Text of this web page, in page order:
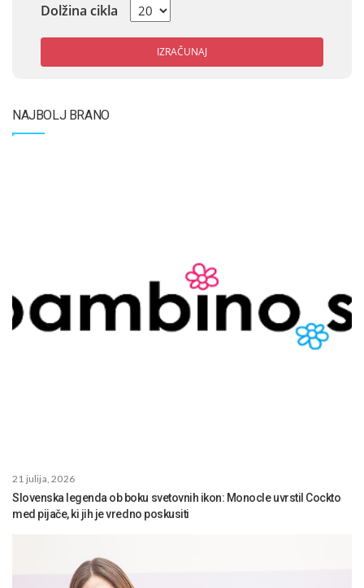
Dolžina cikla
IZRAČUNAJ
NAJBOLJ BRANO
21 julija, 2026
Slovenska legenda ob boku svetovnih ikon: Monocle uvrstil Cockto
med pijače, ki jih je vredno poskusiti